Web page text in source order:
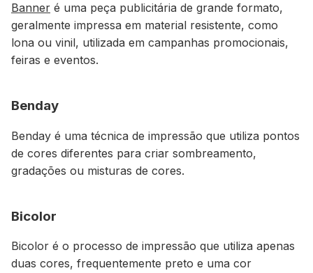
Banner é uma peça publicitária de grande formato,
geralmente impressa em material resistente, como
lona ou vinil, utilizada em campanhas promocionais,
feiras e eventos.
Benday
Benday é uma técnica de impressão que utiliza pontos
de cores diferentes para criar sombreamento,
gradações ou misturas de cores.
Bicolor
Bicolor é o processo de impressão que utiliza apenas
duas cores, frequentemente preto e uma cor